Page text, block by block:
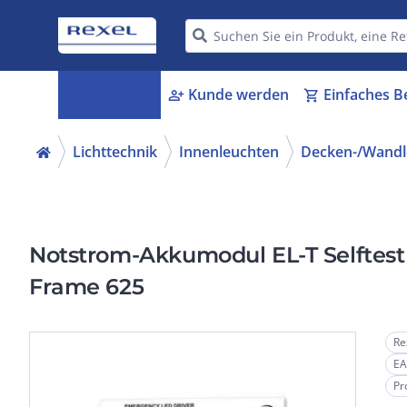
person_add Kunde werden shopping_cart Einfaches
Lichttechnik Innenleuchten Decken-/
Notstrom-Akkumodul EL-T
Frame 625